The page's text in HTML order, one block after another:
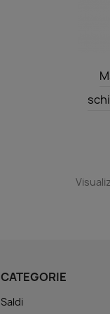
CATEGORIE
Saldi